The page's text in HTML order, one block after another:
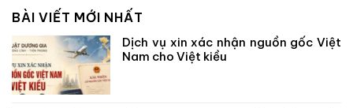
BÀI VIẾT MỚI NHẤT
Dịch vụ xin xác nhận nguồn gốc Việt
Nam cho Việt kiều